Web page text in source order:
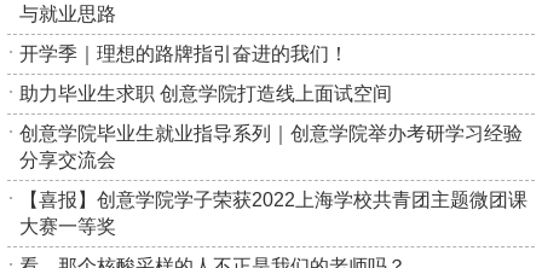
与就业思路
开学季｜理想的路牌指引奋进的我们！
助力毕业生求职 创意学院打造线上面试空间
创意学院毕业生就业指导系列｜创意学院举办考研学习经验
分享交流会
【喜报】创意学院学子荣获2022上海学校共青团主题微团课
大赛一等奖